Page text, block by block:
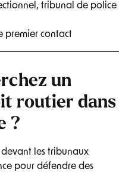
tribunal de police
premier contact
un
routier dans
?
devant les tribunaux
pour défendre des